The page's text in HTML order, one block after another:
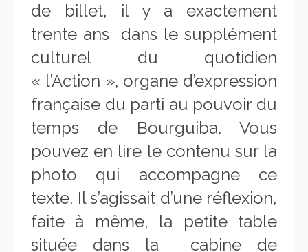
de billet, il y a exactement
trente ans dans le supplément
culturel du quotidien
« l’Action », organe d’expression
française du parti au pouvoir du
temps de Bourguiba. Vous
pouvez en lire le contenu sur la
photo qui accompagne ce
texte. Il s’agissait d’une réflexion,
faite à même, la petite table
située dans la cabine de